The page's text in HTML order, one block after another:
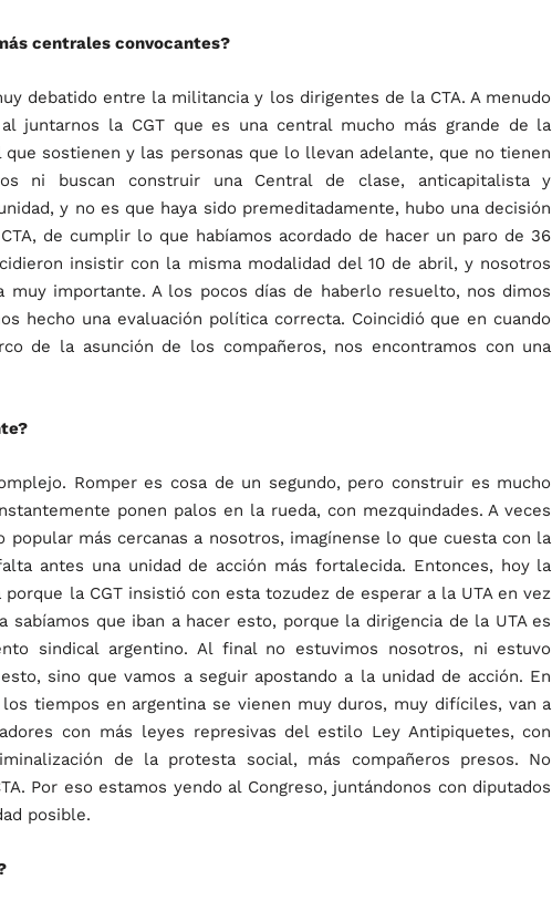
centrales convocantes?
debatido entre la militancia y los dirigentes de la CTA. A menudo
juntarnos la CGT que es una central mucho más grande de la
sostienen y las personas que lo llevan adelante, que no tienen
ni buscan construir una Central de clase, anticapitalista y
y no es que haya sido premeditadamente, hubo una decisión
de cumplir lo que habíamos acordado de hacer un paro de 36
insistir con la misma modalidad del 10 de abril, y nosotros
muy importante. A los pocos días de haberlo resuelto, nos dimos
hecho una evaluación política correcta. Coincidió que en cuando
de la asunción de los compañeros, nos encontramos con una
Romper es cosa de un segundo, pero construir es mucho
ponen palos en la rueda, con mezquindades. A veces
más cercanas a nosotros, imagínense lo que cuesta con la
antes una unidad de acción más fortalecida. Entonces, hoy la
la CGT insistió con esta tozudez de esperar a la UTA en vez
que iban a hacer esto, porque la dirigencia de la UTA es
sindical argentino. Al final no estuvimos nosotros, ni estuvo
sino que vamos a seguir apostando a la unidad de acción. En
tiempos en argentina se vienen muy duros, muy difíciles, van a
con más leyes represivas del estilo Ley Antipiquetes, con
de la protesta social, más compañeros presos. No
Por eso estamos yendo al Congreso, juntándonos con diputados
posible.